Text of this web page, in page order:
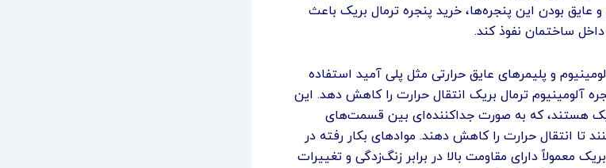
بودن این پنجره‌ها، خرید پنجره ترمال بریک باعث
ساختمان نفوذ کند.
و پلیمرهای عایق حرارتی مثل پلی آمید استفاده
آلومینیوم ترمال بریک انتقال حرارت را کاهش دهد. این
هستند، که به صورت جداکننده‌ای بین قسمت‌های
تا انتقال حرارت را کاهش دهند. موادهای بکار رفته در
معمولاً دارای مقاومت بالا در برابر زنگ‌زدگی و تغییرات